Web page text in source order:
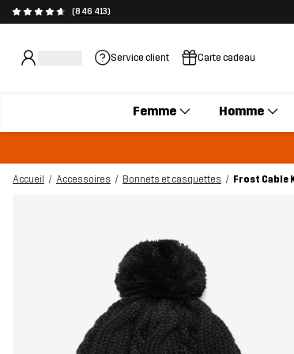
(846 413)
Service client Carte cadeau
Femme Homme
Accueil Accessoires Bonnets et casquettes
Frost Cable